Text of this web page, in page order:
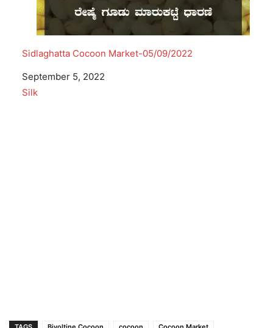
Sidlaghatta Cocoon Market-05/09/2022
Date
September 5, 2022
In relation to
Silk